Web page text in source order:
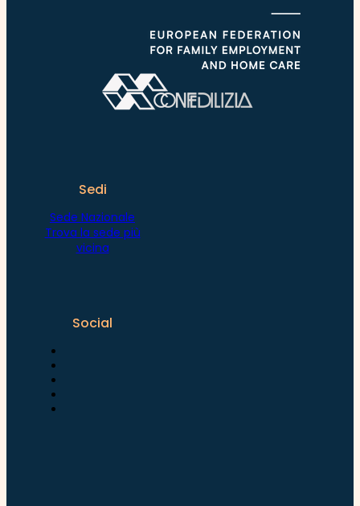
Sedi
Sede Nazionale
Trova la sede più
vicina
Social